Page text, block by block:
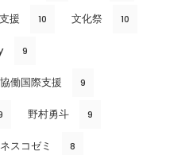
援 10 文化祭 10
9
協働国際支援 9
野村勇斗 9
スコゼミ 8